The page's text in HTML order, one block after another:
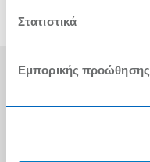
Στατιστικά
Εμπορικής προώθησης